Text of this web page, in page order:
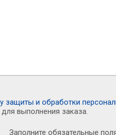
защиты и обработки
для выполнения заказа.
Заполните обязательные